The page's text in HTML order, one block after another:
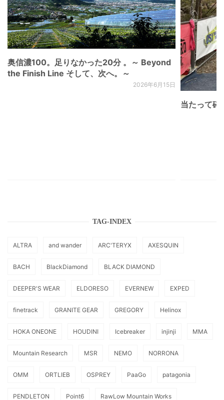
奥信濃100。足りなかった20分 。～ Beyond
the Finish Line そして、次へ。～
2026年6月15日
当たって砕
TAG-INDEX
ALTRA and wander ARC'TERYX AXESQUIN
BACH BlackDiamond BLACK DIAMOND
DEEPER'S WEAR ELDORESO EVERNEW EXPED
finetrack GRANITE GEAR GREGORY Helinox
HOKA ONEONE HOUDINI Icebreaker injinji MMA
Mountain Research MSR NEMO NORRONA
OMM ORTLIEB OSPREY PaaGo patagonia
PENDLETON Point6 RawLow Mountain Works